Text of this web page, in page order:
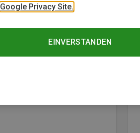
Google Privacy Site.
EINVERSTANDEN